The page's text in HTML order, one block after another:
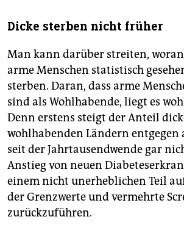
Dicke sterben nicht früher
Man kann darüber streiten, woran
arme Menschen statistisch
sterben. Daran, dass arme
sind als Wohlhabende, liegt es
Denn erstens steigt der Anteil
wohlhabenden Ländern entgegen
seit der Jahrtausendwende gar
Anstieg von neuen
einem nicht unerheblichen Teil
der Grenzwerte und vermehrte
zurückzuführen.